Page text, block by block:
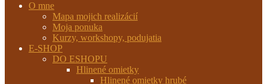
O mne
Mapa mojich realizácií
Moja ponuka
Kurzy, workshopy, podujatia
E-SHOP
DO ESHOPU
Hlinené omietky
Hlinené omietky hrubé